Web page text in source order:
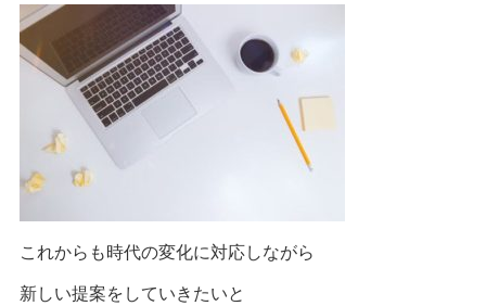
これからも時代の変化に対応しながら
新しい提案をしていきたいと